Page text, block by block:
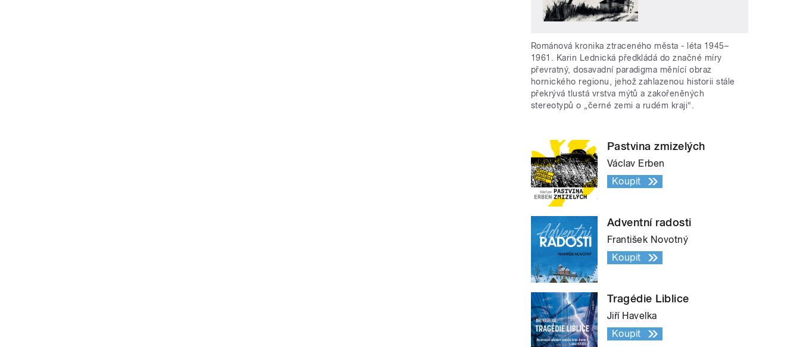
Románová kronika ztraceného města - léta 1945–
1961. Karin Lednická předkládá do značné míry
převratný, dosavadní paradigma měnící obraz
hornického regionu, jehož zahlazenou historii stále
překrývá tlustá vrstva mýtů a zakořeněných
stereotypů o „černé zemi a rudém kraji“.
Pastvina zmizelých
Václav Erben
Koupit
Adventní radosti
František Novotný
Koupit
Tragédie Liblice
Jiří Havelka
Koupit